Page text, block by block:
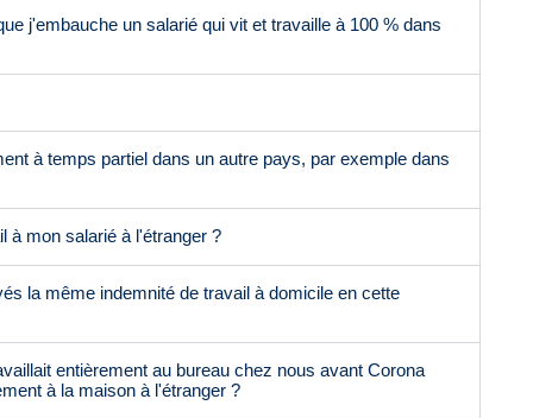
j'embauche un salarié qui vit et travaille à 100 % dans
à temps partiel dans un autre pays, par exemple dans
à mon salarié à l'étranger ?
la même indemnité de travail à domicile en cette
entièrement au bureau chez nous avant Corona
à la maison à l'étranger ?